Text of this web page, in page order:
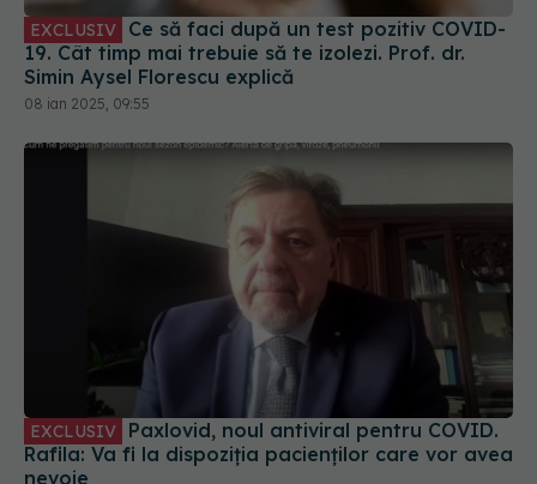
EXCLUSIV
19. Cât timp mai trebuie să te izolezi. Prof. dr.
Simin Aysel Florescu explică
08 ian 2025, 09:55
EXCLUSIV
Rafila: Va fi la dispoziția pacienților care vor avea
nevoie